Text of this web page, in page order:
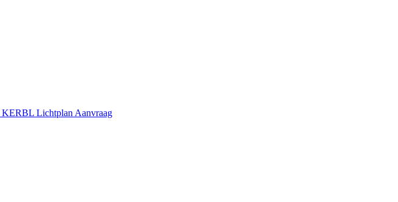
KERBL Lichtplan Aanvraag